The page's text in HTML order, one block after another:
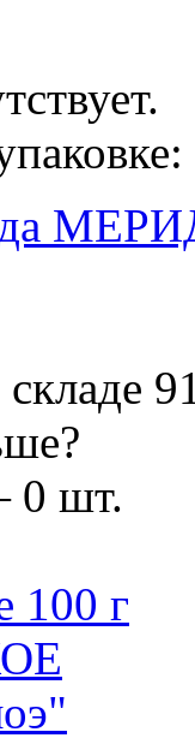
0 шт.